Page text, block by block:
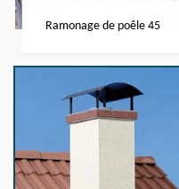
Ramonage de poêle 45